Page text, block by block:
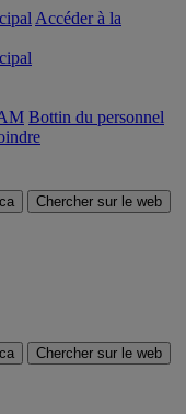
Accéder à la
Bottin du personnel
Chercher sur le web
Chercher sur le web